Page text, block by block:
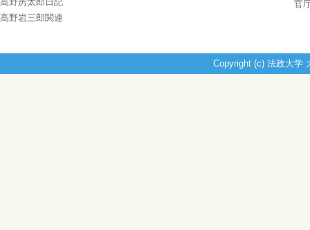
高野岩三郎関連
官
Copyright (c) 法政大学